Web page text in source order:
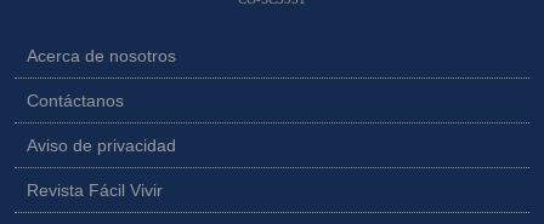
Acerca de nosotros
Contáctanos
Aviso de privacidad
Revista Fácil Vivir